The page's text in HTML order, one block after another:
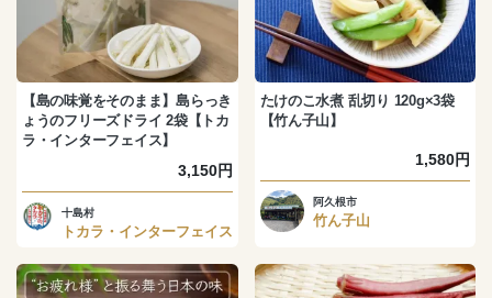
【島の味覚をそのまま】島らっき
ょうのフリーズドライ 2袋【トカ
ラ・インターフェイス】
3,150円
十島村
トカラ・インターフェイス
たけのこ水煮 乱切り 120g×3袋
【竹ん子山】
1,580円
阿久根市
竹ん子山